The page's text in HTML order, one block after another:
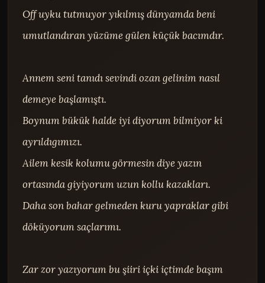
Off uyku tutmuyor yıkılmış dünyamda beni
umutlandıran yüzüme gülen küçük bacımdır.
Annem seni tanıdı sevindi ozan gelinim nasıl
demeye başlamıştı.
Boynum bükük halde iyi diyorum bilmiyor ki
ayrıldıgımızı.
Ailem kesik kolumu görmesin diye yazın
ortasında giyiyorum uzun kollu kazakları.
Daha son bahar gelmeden kuru yapraklar gibi
döküyorum saçlarımı.
Zar zor yazıyorum bu şiiri içki içtimde başım